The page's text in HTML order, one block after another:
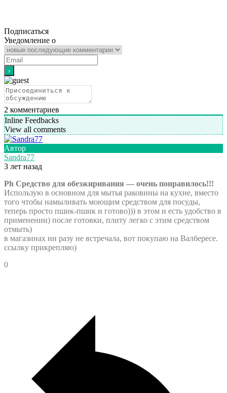
Подписаться
Уведомление о
2 комментариев
Inline Feedbacks
View all comments
Автор
Sandra77
3 лет назад
Ph Средство для обезжиривания — очень понравилось!!!
Использую в основном для мытья раковины на кухне, вместо
того чтобы намыливать моющим средством для посуды,
теперь просто пшик-пшик и готово))) в этом и есть удобство в
применении) после готовки, плиту легко с этим средством
отмыть)
в магазинах ни разу не встречала, вот покупаю на Валбересе.
ссылку прикрепляю)
0